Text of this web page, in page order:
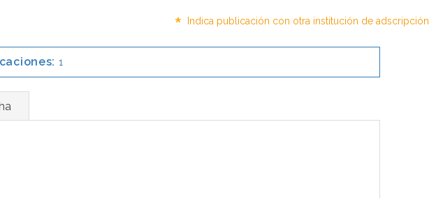
* Indica publicación con otra institución de adscripción
1